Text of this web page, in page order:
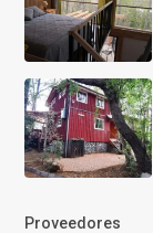
Proveedores